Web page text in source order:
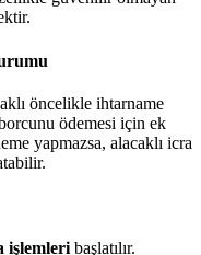
öncelikle ihtarname
ödemesi için ek
yapmazsa, alacaklı icra
işlemleri başlatılır.